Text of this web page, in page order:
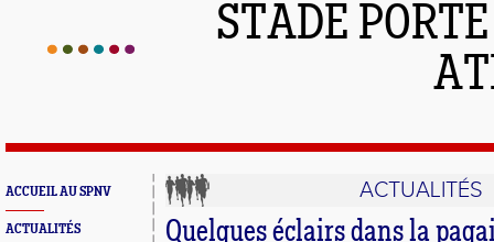
STADE
ACCUEIL AU SPNV
ACTUALITÉS
ACTUALITÉS
Quelques éclairs dans la